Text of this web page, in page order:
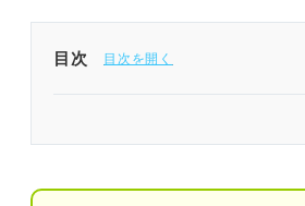
目次
似て非なるもの！？ 言葉の